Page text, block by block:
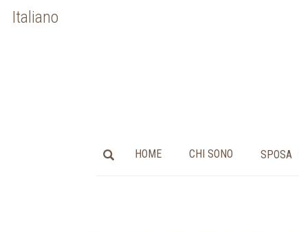
Italiano
HOME CHI SONO SPOSA